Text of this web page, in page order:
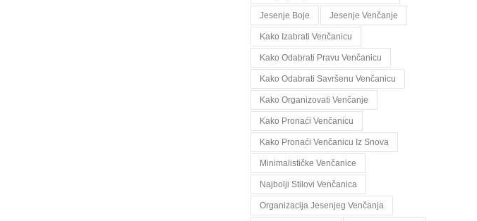
Jesenje Boje Jesenje Venčanje
Kako Izabrati Venčanicu
Kako Odabrati Pravu Venčanicu
Kako Odabrati Savršenu Venčanicu
Kako Organizovati Venčanje
Kako Pronaći Venčanicu
Kako Pronaći Venčanicu Iz Snova
Minimalističke Venčanice
Najbolji Stilovi Venčanica
Organizacija Jesenjeg Venčanja